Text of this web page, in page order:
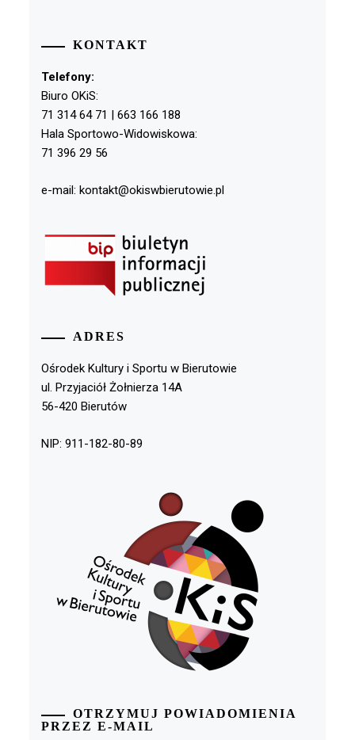
KONTAKT
Telefony:
Biuro OKiS:
71 314 64 71 | 663 166 188
Hala Sportowo-Widowiskowa:
71 396 29 56
e-mail: kontakt@okiswbierutowie.pl
ADRES
Ośrodek Kultury i Sportu w Bierutowie
ul. Przyjaciół Żołnierza 14A
56-420 Bierutów
NIP: 911-182-80-89
OTRZYMUJ POWIADOMIENIA
PRZEZ E-MAIL